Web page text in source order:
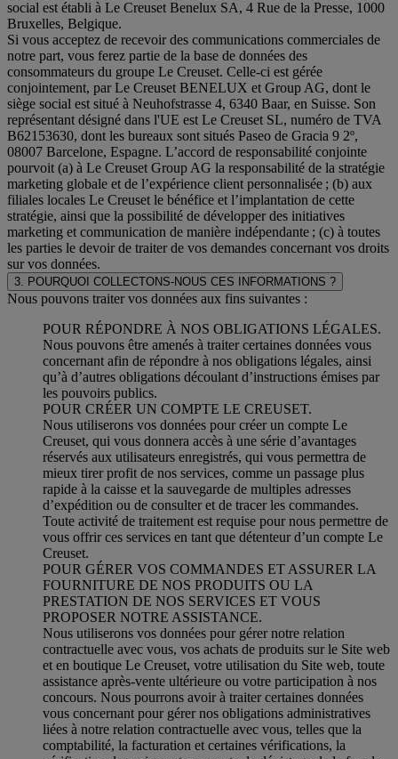
social est établi à Le Creuset Benelux SA, 4 Rue de la Presse, 1000
Bruxelles, Belgique.
Si vous acceptez de recevoir des communications commerciales de
notre part, vous ferez partie de la base de données des
consommateurs du groupe Le Creuset. Celle-ci est gérée
conjointement, par Le Creuset BENELUX et Group AG, dont le
siège social est situé à Neuhofstrasse 4, 6340 Baar, en Suisse. Son
représentant désigné dans l'UE est Le Creuset SL, numéro de TVA
B62153630, dont les bureaux sont situés Paseo de Gracia 9 2º,
08007 Barcelone, Espagne. L’accord de responsabilité conjointe
pourvoit (a) à Le Creuset Group AG la responsabilité de la stratégie
marketing globale et de l’expérience client personnalisée ; (b) aux
filiales locales Le Creuset le bénéfice et l’implantation de cette
stratégie, ainsi que la possibilité de développer des initiatives
marketing et communication de manière indépendante ; (c) à toutes
les parties le devoir de traiter de vos demandes concernant vos droits
sur vos données.
3. POURQUOI COLLECTONS-NOUS CES INFORMATIONS ?
Nous pouvons traiter vos données aux fins suivantes :
POUR RÉPONDRE À NOS OBLIGATIONS LÉGALES.
Nous pouvons être amenés à traiter certaines données vous
concernant afin de répondre à nos obligations légales, ainsi
qu’à d’autres obligations découlant d’instructions émises par
les pouvoirs publics.
POUR CRÉER UN COMPTE LE CREUSET.
Nous utiliserons vos données pour créer un compte Le
Creuset, qui vous donnera accès à une série d’avantages
réservés aux utilisateurs enregistrés, qui vous permettra de
mieux tirer profit de nos services, comme un passage plus
rapide à la caisse et la sauvegarde de multiples adresses
d’expédition ou de consulter et de tracer les commandes.
Toute activité de traitement est requise pour nous permettre de
vous offrir ces services en tant que détenteur d’un compte Le
Creuset.
POUR GÉRER VOS COMMANDES ET ASSURER LA
FOURNITURE DE NOS PRODUITS OU LA
PRESTATION DE NOS SERVICES ET VOUS
PROPOSER NOTRE ASSISTANCE.
Nous utiliserons vos données pour gérer notre relation
contractuelle avec vous, vos achats de produits sur le Site web
et en boutique Le Creuset, votre utilisation du Site web, toute
assistance après-vente ultérieure ou votre participation à nos
concours. Nous pourrons avoir à traiter certaines données
vous concernant pour gérer nos obligations administratives
liées à notre relation contractuelle avec vous, telles que la
comptabilité, la facturation et certaines vérifications, la